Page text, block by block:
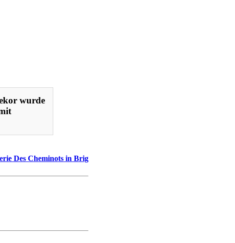
wurde
Des Cheminots in Brig